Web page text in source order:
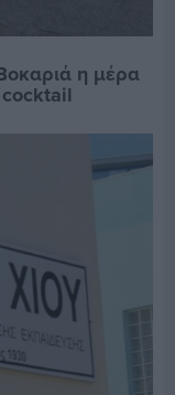
η μέρα
cocktail